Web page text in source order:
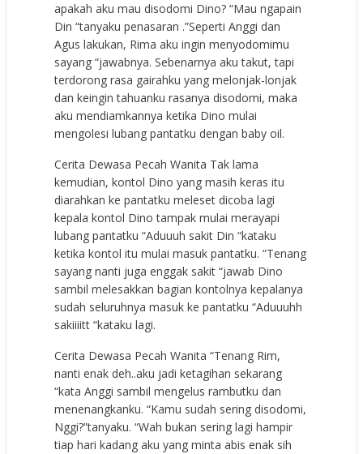
apakah aku mau disodomi Dino? “Mau ngapain
Din “tanyaku penasaran .”Seperti Anggi dan
Agus lakukan, Rima aku ingin menyodomimu
sayang “jawabnya. Sebenarnya aku takut, tapi
terdorong rasa gairahku yang melonjak-lonjak
dan keingin tahuanku rasanya disodomi, maka
aku mendiamkannya ketika Dino mulai
mengolesi lubang pantatku dengan baby oil.
Cerita Dewasa Pecah Wanita Tak lama
kemudian, kontol Dino yang masih keras itu
diarahkan ke pantatku meleset dicoba lagi
kepala kontol Dino tampak mulai merayapi
lubang pantatku “Aduuuh sakit Din “kataku
ketika kontol itu mulai masuk pantatku. “Tenang
sayang nanti juga enggak sakit “jawab Dino
sambil melesakkan bagian kontolnya kepalanya
sudah seluruhnya masuk ke pantatku “Aduuuhh
sakiiiitt “kataku lagi.
Cerita Dewasa Pecah Wanita “Tenang Rim,
nanti enak deh..aku jadi ketagihan sekarang
“kata Anggi sambil mengelus rambutku dan
menenangkanku. “Kamu sudah sering disodomi,
Nggi?”tanyaku. “Wah bukan sering lagi hampir
tiap hari kadang aku yang minta abis enak sih